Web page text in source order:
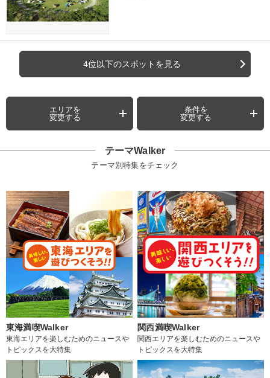
4位以下のスポットを見る
エリアを
変更する
条件を
変更する
テーマWalker
テーマ別特集をチェック
東海満喫Walker
東海エリアを楽しむためのニュースや
トピックスを大特集
関西満喫Walker
関西エリアを楽しむためのニュースや
トピックスを大特集